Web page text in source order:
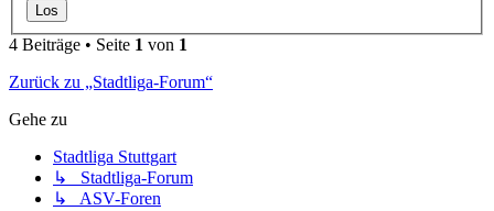
4 Beiträge • Seite 1 von 1
Zurück zu „Stadtliga-Forum“
Gehe zu
Stadtliga Stuttgart
↳ Stadtliga-Forum
↳ ASV-Foren